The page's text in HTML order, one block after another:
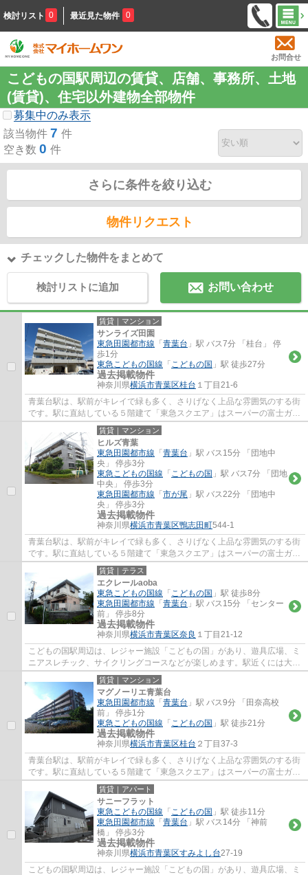
検討リスト 0 最近見た物件 0
お問合せ
こどもの国駅周辺の賃貸、店舗、事務所、土地
(賃貸)、住宅以外建物全部物件
募集中のみ表示
該当物件 7 件
空き数 0 件
さらに条件を絞り込む
物件リクエスト
チェックした物件をまとめて
検討リストに追加 お問い合わせ
賃貸｜マンション
サンライズ田園
東急田園都市線 「 青葉台 」駅 バス7分 「桂台」 停
歩1分
東急こどもの国線 「 こどもの国 」駅 徒歩27分
過去掲載物件
神奈川県横浜市青葉区桂台 １丁目21-6
青葉台駅は、駅前がキレイで緑も多く、さりげなく上品な雰囲気のする街
です。駅に直結している５階建て「東急スクエア」はスーパーの富士ガー
デン、トモズ、東急ハンズ、無印良品、ユ...
賃貸｜マンション
ヒルズ青葉
東急田園都市線 「 青葉台 」駅 バス15分 「団地中
央」 停歩3分
東急こどもの国線 「 こどもの国 」駅 バス7分 「団地
中央」 停歩3分
東急田園都市線 「 市が尾 」駅 バス22分 「団地中
央」 停歩3分
過去掲載物件
神奈川県横浜市青葉区鴨志田町544-1
青葉台駅は、駅前がキレイで緑も多く、さりげなく上品な雰囲気のする街
です。駅に直結している５階建て「東急スクエア」はスーパーの富士ガー
デン、トモズ、東急ハンズ、無印良品、ユ...
賃貸｜テラス
エクレールaoba
東急こどもの国線 「 こどもの国 」駅 徒歩8分
東急田園都市線 「 青葉台 」駅 バス15分 「センター
前」 停歩8分
過去掲載物件
神奈川県横浜市青葉区奈良 １丁目21-12
こどもの国駅周辺は、レジャー施設「こどもの国」があり、遊具広場、ミ
ニアスレチック、サイクリングコースなどが楽しめます。駅近くには大型
スーパーの三和がありお買い物も便利。歩...
賃貸｜マンション
マグノーリエ青葉台
東急田園都市線 「 青葉台 」駅 バス9分 「田奈高校
前」 停歩1分
東急こどもの国線 「 こどもの国 」駅 徒歩21分
過去掲載物件
神奈川県横浜市青葉区桂台 ２丁目37-3
青葉台駅は、駅前がキレイで緑も多く、さりげなく上品な雰囲気のする街
です。駅に直結している５階建て「東急スクエア」はスーパーの富士ガー
デン、トモズ、東急ハンズ、無印良品、ユ...
賃貸｜アパート
サニーフラット
東急こどもの国線 「 こどもの国 」駅 徒歩11分
東急田園都市線 「 青葉台 」駅 バス14分 「神前
橋」 停歩3分
過去掲載物件
神奈川県横浜市青葉区すみよし台27-19
こどもの国駅周辺は、レジャー施設「こどもの国」があり、遊具広場、ミ